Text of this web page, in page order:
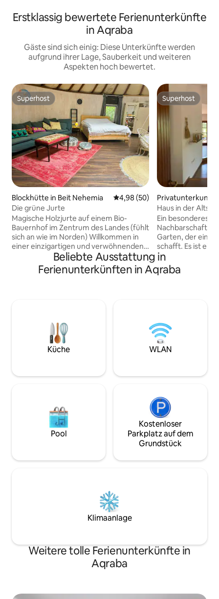
Erstklassig bewertete Ferienunterkünfte
in Aqraba
Gäste sind sich einig: Diese Unterkünfte werden
aufgrund ihrer Lage, Sauberkeit und weiteren
Aspekten hoch bewertet.
Superhost
Superhost
Blockhütte in Beit Nehemia Durchschnittliche Bewertung:
4,98 (50)
Die grüne Jurte
Magische Holzjurte auf einem Bio-
Bauernhof im Zentrum des Landes (fühlt
sich an wie im Norden) Willkommen in
einer einzigartigen und verwöhnenden
Jurte, die vollständig mit warmen und
stilvollen Holzarbeiten gebaut wurde, im
Herzen eines friedlichen und idyllischen
ruhigen Urlaub in der Nähe der Natur.
Komm und verbinde dich mit dem Land.
Auf unserem Bauernhof genießt du
Gemüsegärten, Obstbäume und ruhige
Jurte ist geräumig, mit bequemen
mit einem Lächeln zurücklassen wird.
Das Gastgeben ist für Paare und
Einzelpersonen geeignet – für alle, die
ein authentisches Erlebnis suchen.
Superhost
Superhost
Privatunterkunft
ah
Haus in der
Ein besonderes
Nachbarschaft,
Garten, der eine
schafft. Es ist ein
den judäischen
jungen Bäumen. Das Haus ist
komfortabel und
Außendusche,
Wasserfall, es
Terrasse für eine
verschiedene
ein wichtiger
Personen auf
wirst besondere
finden. Bitte
Sorgfalt und
Beliebte Ausstattung in
Ferienunterkünften in Aqraba
Küche WLAN
Pool
Kostenloser
Parkplatz auf dem
Grundstück
Klimaanlage
Weitere tolle Ferienunterkünfte in
Aqraba